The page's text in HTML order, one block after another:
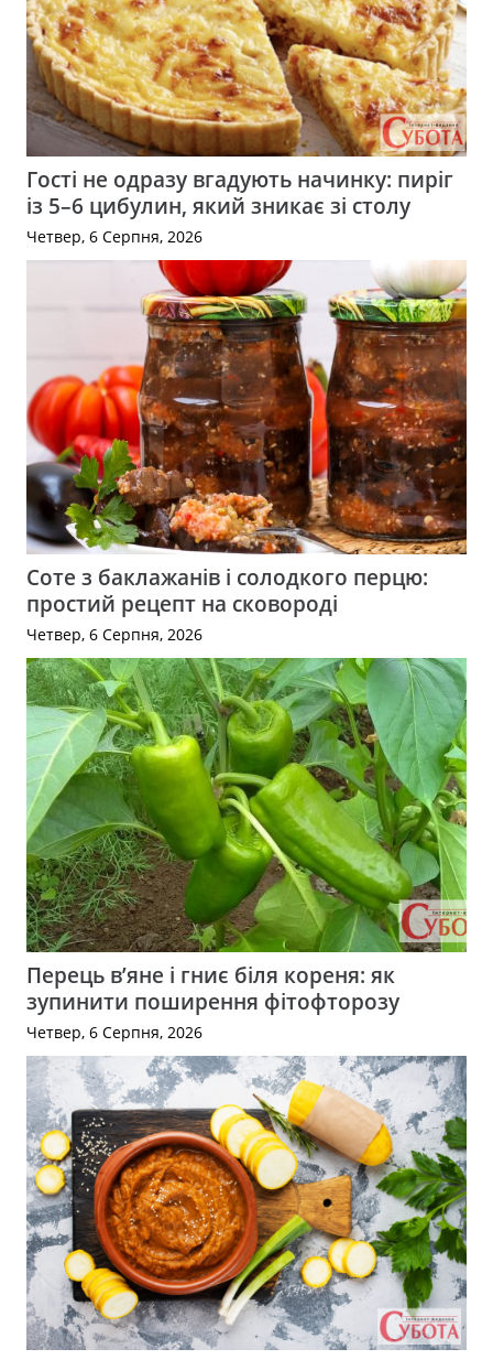
Гості не одразу вгадують начинку: пиріг
із 5–6 цибулин, який зникає зі столу
Четвер, 6 Серпня, 2026
Соте з баклажанів і солодкого перцю:
простий рецепт на сковороді
Четвер, 6 Серпня, 2026
Перець в’яне і гниє біля кореня: як
зупинити поширення фітофторозу
Четвер, 6 Серпня, 2026